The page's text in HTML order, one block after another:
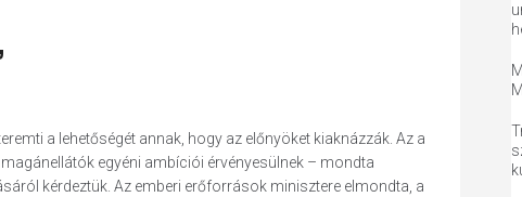
a lehetőségét annak, hogy az előnyöket kiaknázzák. Az a
egyéni ambíciói érvényesülnek – mondta
kérdeztük. Az emberi erőforrások minisztere elmondta, a